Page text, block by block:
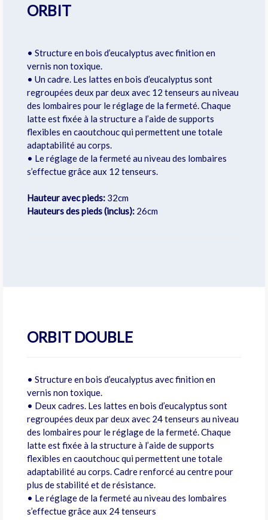
ORBIT
• Structure en bois d’eucalyptus avec finition en
vernis non toxique.
• Un cadre. Les lattes en bois d’eucalyptus sont
regroupées deux par deux avec 12 tenseurs au niveau
des lombaires pour le réglage de la fermeté. Chaque
latte est fixée à la structure a l’aide de supports
flexibles en caoutchouc qui permettent une totale
adaptabilité au corps.
• Le réglage de la fermeté au niveau des lombaires
s’effectue grâce aux 12 tenseurs.
Hauteur avec pieds:32cm
Hauteurs des pieds (inclus):26cm
ORBIT DOUBLE
• Structure en bois d’eucalyptus avec finition en
vernis non toxique.
• Deux cadres. Les lattes en bois d’eucalyptus sont
regroupées deux par deux avec 24 tenseurs au niveau
des lombaires pour le réglage de la fermeté. Chaque
latte est fixée à la structure à l’aide de supports
flexibles en caoutchouc qui permettent une totale
adaptabilité au corps. Cadre renforcé au centre pour
plus de stabilité et de résistance.
• Le réglage de la fermeté au niveau des lombaires
s’effectue grâce aux 24 tenseurs